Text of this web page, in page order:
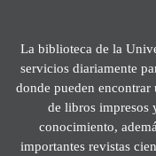
La biblioteca de la
servicios diariamente
donde pueden
de libros impresos
conocimiento,
importantes revistas